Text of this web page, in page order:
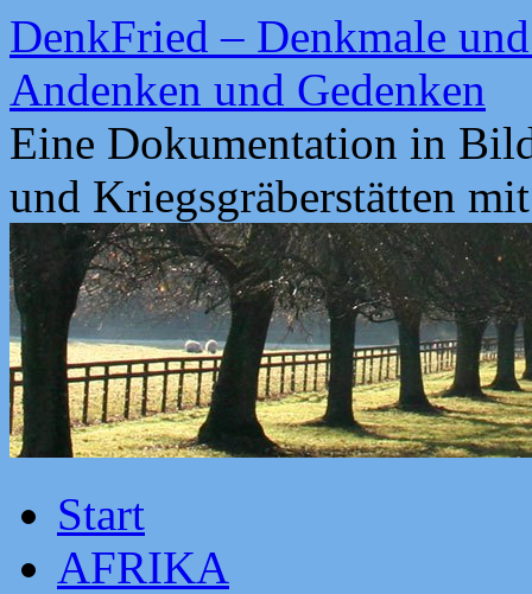
Zum
Inhalt
springen
DenkFried – Denkmale
Andenken und Gedenken
Eine Dokumentation in
und Kriegsgräberstätten
Start
AFRIKA